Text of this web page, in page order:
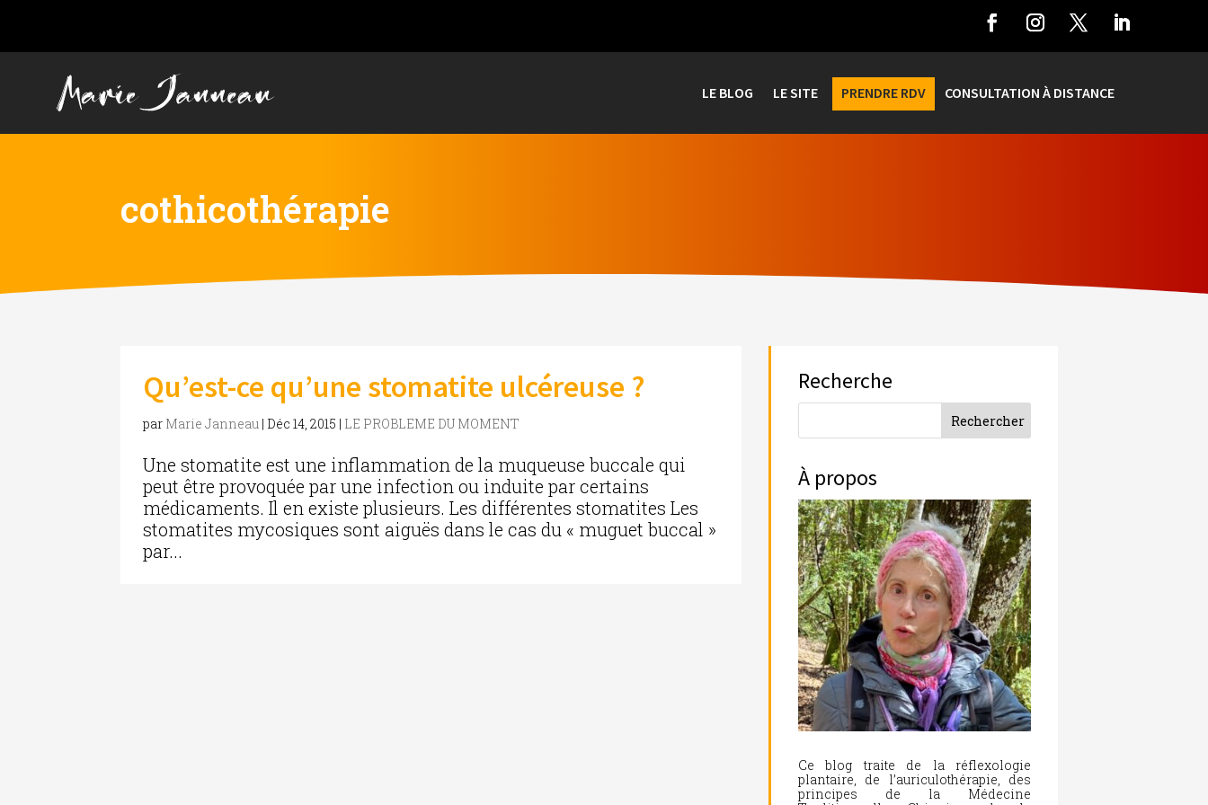
LE BLOG LE SITE PRENDRE RDV CONSULTATION À DISTANCE
cothicothérapie
Qu’est-ce qu’une stomatite ulcéreuse ?
par Marie Janneau | Déc 14, 2015 | LE PROBLEME DU MOMENT
Une stomatite est une inflammation de la muqueuse buccale qui
peut être provoquée par une infection ou induite par certains
médicaments. Il en existe plusieurs. Les différentes stomatites Les
stomatites mycosiques sont aiguës dans le cas du « muguet buccal »
par...
Recherche
À propos
Ce blog traite de la réflexologie
plantaire, de l’auriculothérapie, des
principes de la Médecine